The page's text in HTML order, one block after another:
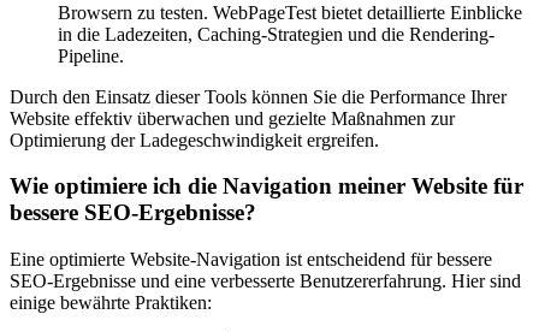
Browsern zu testen. WebPageTest bietet detaillierte Einblicke
in die Ladezeiten, Caching-Strategien und die Rendering-
Pipeline.
Durch den Einsatz dieser Tools können Sie die Performance Ihrer
Website effektiv überwachen und gezielte Maßnahmen zur
Optimierung der Ladegeschwindigkeit ergreifen.
Wie optimiere ich die Navigation meiner Website für
bessere SEO-Ergebnisse?
Eine optimierte Website-Navigation ist entscheidend für bessere
SEO-Ergebnisse und eine verbesserte Benutzererfahrung. Hier sind
einige bewährte Praktiken: